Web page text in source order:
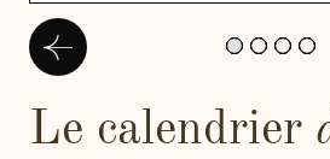
Précédent
Le calendrier